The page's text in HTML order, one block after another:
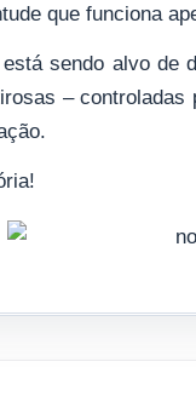
que funciona
sendo alvo de
–